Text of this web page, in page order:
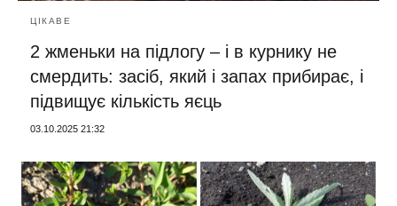
ЦІКАВЕ
2 жменьки на підлогу – і в курнику не
смердить: засіб, який і запах прибирає, і
підвищує кількість яєць
03.10.2025 21:32